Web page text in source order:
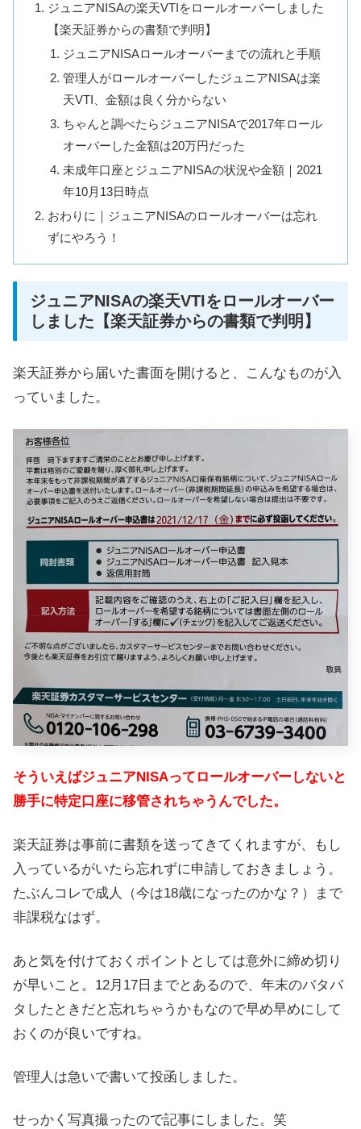
ジュニアNISAの楽天VTIをロールオーバーしました
【楽天証券からの書類で判明】
ジュニアNISAロールオーバーまでの流れと手順
管理人がロールオーバーしたジュニアNISAは楽
天VTI、金額は良く分からない
ちゃんと調べたらジュニアNISAで2017年ロール
オーバーした金額は20万円だった
未成年口座とジュニアNISAの状況や金額｜2021
年10月13日時点
おわりに｜ジュニアNISAのロールオーバーは忘れ
ずにやろう！
ジュニアNISAの楽天VTIをロールオーバー
しました【楽天証券からの書類で判明】
楽天証券から届いた書面を開けると、こんなものが入
っていました。
そういえばジュニアNISAってロールオーバーしないと
勝手に特定口座に移管されちゃうんでした。
楽天証券は事前に書類を送ってきてくれますが、もし
入っているがいたら忘れずに申請しておきましょう。
たぶんコレで成人（今は18歳になったのかな？）まで
非課税なはず。
あと気を付けておくポイントとしては意外に締め切り
が早いこと。12月17日までとあるので、年末のバタバ
タしたときだと忘れちゃうかもなので早め早めにして
おくのが良いですね。
管理人は急いで書いて投函しました。
せっかく写真撮ったので記事にしました。笑